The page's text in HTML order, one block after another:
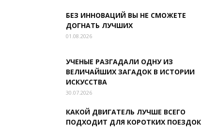
БЕЗ ИННОВАЦИЙ ВЫ НЕ СМОЖЕТЕ
ДОГНАТЬ ЛУЧШИХ
01.08.2026
УЧЕНЫЕ РАЗГАДАЛИ ОДНУ ИЗ
ВЕЛИЧАЙШИХ ЗАГАДОК В ИСТОРИИ
ИСКУССТВА
30.07.2026
КАКОЙ ДВИГАТЕЛЬ ЛУЧШЕ ВСЕГО
ПОДХОДИТ ДЛЯ КОРОТКИХ ПОЕЗДОК